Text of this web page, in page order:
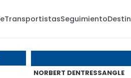
TransportistasSeguimiento
NORBERT DENTRESSANGLE